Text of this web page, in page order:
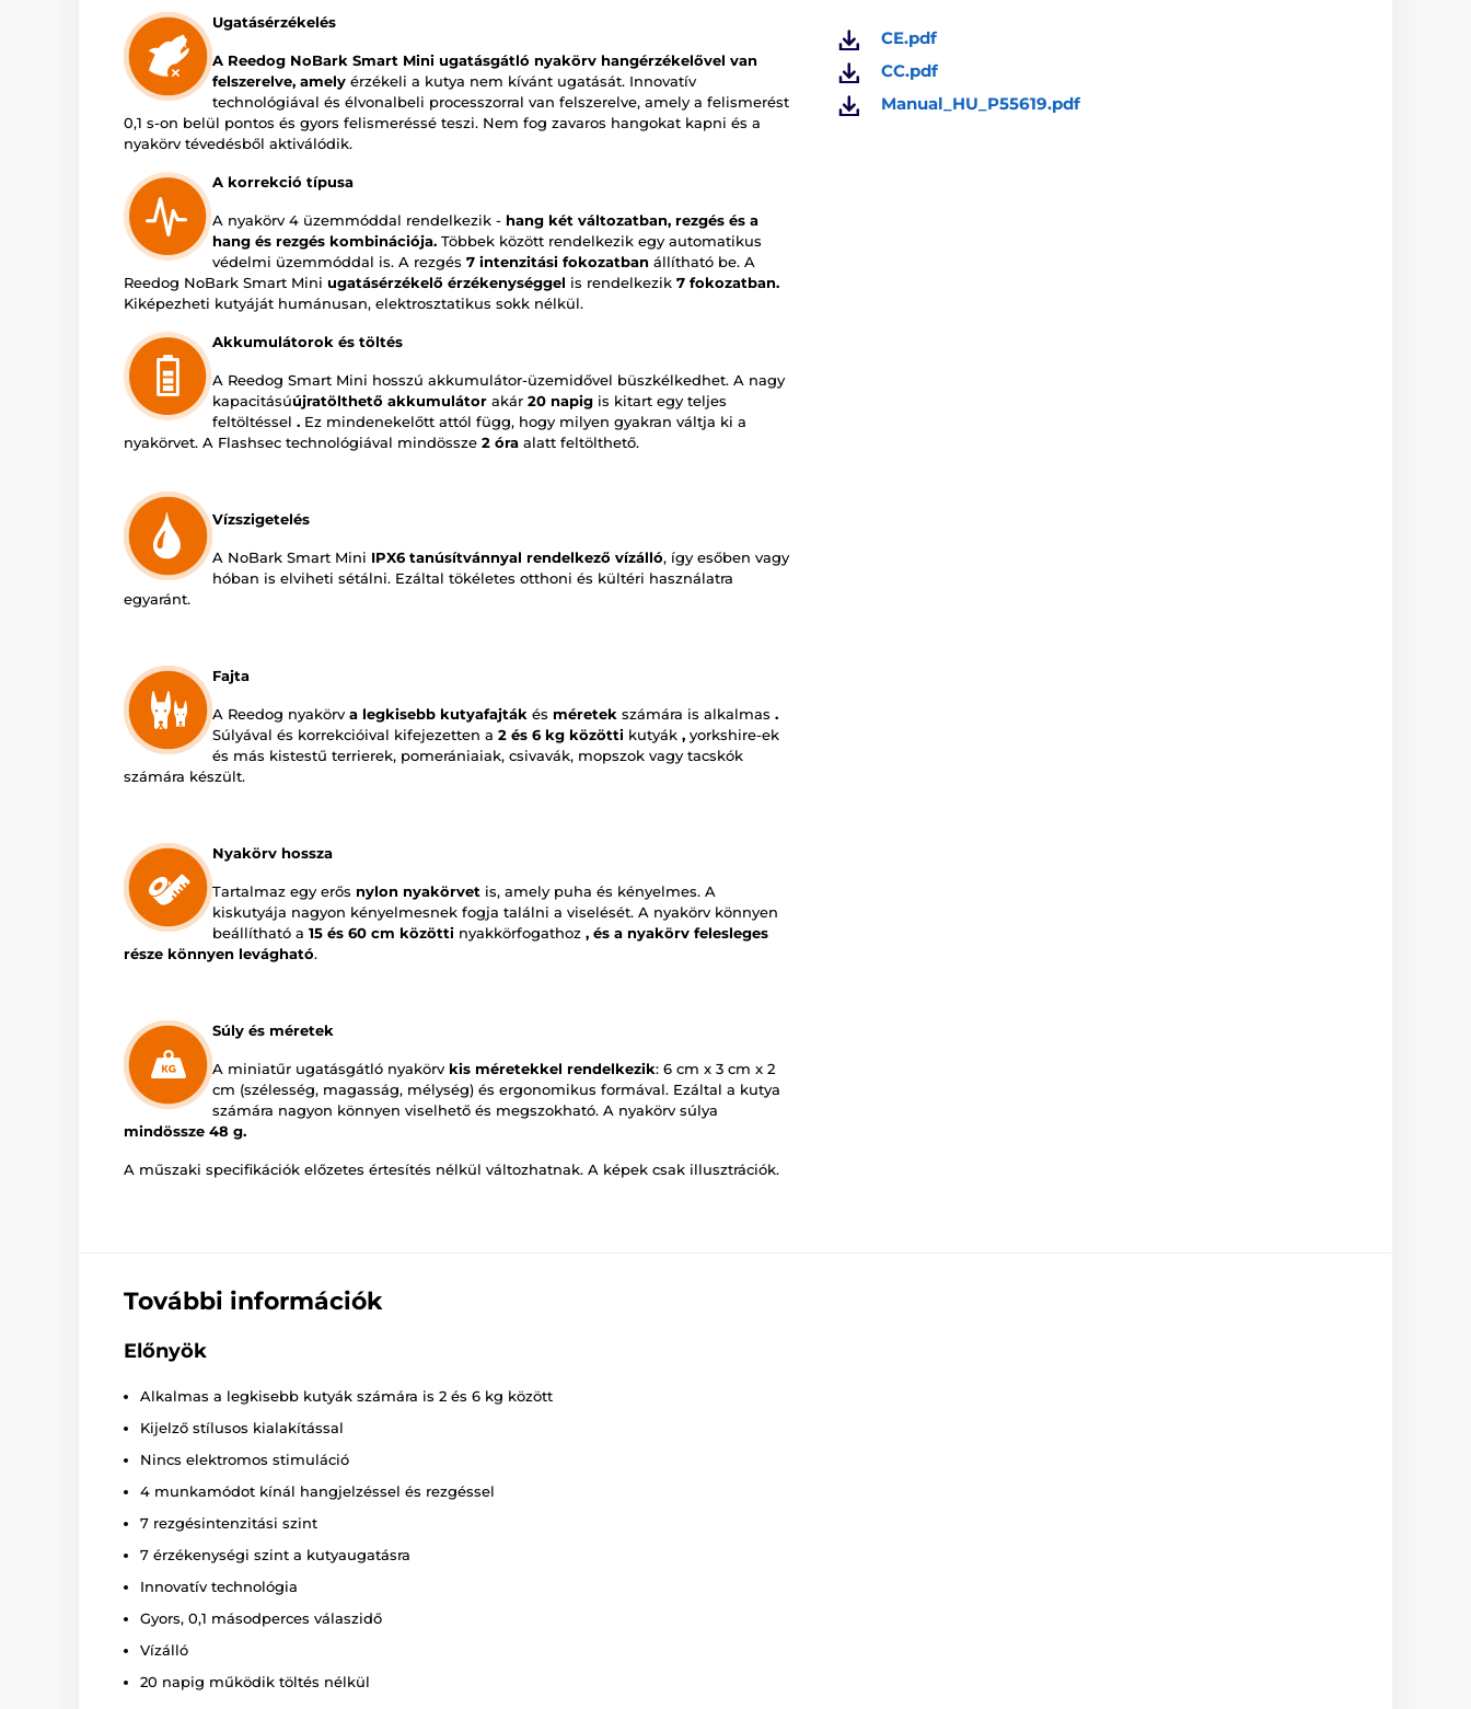
Ugatásérzékelés
A Reedog NoBark Smart Mini ugatásgátló nyakörv hangérzékelővel van
felszerelve, amely érzékeli a kutya nem kívánt ugatását. Innovatív
technológiával és élvonalbeli processzorral van felszerelve, amely a felismerést
0,1 s-on belül pontos és gyors felismeréssé teszi. Nem fog zavaros hangokat kapni és a
nyakörv tévedésből aktiválódik.
A korrekció típusa
A nyakörv 4 üzemmóddal rendelkezik - hang két változatban, rezgés és a
hang és rezgés kombinációja. Többek között rendelkezik egy automatikus
védelmi üzemmóddal is. A rezgés 7 intenzitási fokozatban állítható be. A
Reedog NoBark Smart Mini ugatásérzékelő érzékenységgel is rendelkezik 7 fokozatban.
Kiképezheti kutyáját humánusan, elektrosztatikus sokk nélkül.
Akkumulátorok és töltés
A Reedog Smart Mini hosszú akkumulátor-üzemidővel büszkélkedhet. A nagy
kapacitásúújratölthető akkumulátor akár 20 napig is kitart egy teljes
feltöltéssel . Ez mindenekelőtt attól függ, hogy milyen gyakran váltja ki a
nyakörvet. A Flashsec technológiával mindössze 2 óra alatt feltölthető.
Vízszigetelés
A NoBark Smart Mini IPX6 tanúsítvánnyal rendelkező vízálló, így esőben vagy
hóban is elviheti sétálni. Ezáltal tökéletes otthoni és kültéri használatra
egyaránt.
Fajta
A Reedog nyakörv a legkisebb kutyafajták és méretek számára is alkalmas .
Súlyával és korrekcióival kifejezetten a 2 és 6 kg közötti kutyák , yorkshire-ek
és más kistestű terrierek, pomerániaiak, csivavák, mopszok vagy tacskók
számára készült.
Nyakörv hossza
Tartalmaz egy erős nylon nyakörvet is, amely puha és kényelmes. A
kiskutyája nagyon kényelmesnek fogja találni a viselését. A nyakörv könnyen
beállítható a 15 és 60 cm közötti nyakkörfogathoz , és a nyakörv felesleges
része könnyen levágható.
Súly és méretek
A miniatűr ugatásgátló nyakörv kis méretekkel rendelkezik: 6 cm x 3 cm x 2
cm (szélesség, magasság, mélység) és ergonomikus formával. Ezáltal a kutya
számára nagyon könnyen viselhető és megszokható. A nyakörv súlya
mindössze 48 g.
A műszaki specifikációk előzetes értesítés nélkül változhatnak. A képek csak illusztrációk.
CE.pdf
CC.pdf
Manual_HU_P55619.pdf
További információk
Előnyök
Alkalmas a legkisebb kutyák számára is 2 és 6 kg között
Kijelző stílusos kialakítással
Nincs elektromos stimuláció
4 munkamódot kínál hangjelzéssel és rezgéssel
7 rezgésintenzitási szint
7 érzékenységi szint a kutyaugatásra
Innovatív technológia
Gyors, 0,1 másodperces válaszidő
Vízálló
20 napig működik töltés nélkül